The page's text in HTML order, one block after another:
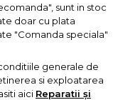
sunt in stoc
doar cu plata
"Comanda speciala"
generale de
si exploatarea
aici Reparatii și